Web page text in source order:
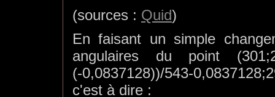
(sources : Quid)
En faisant un simple
angulaires du point
(-0,0837128))/543-
c'est à dire :